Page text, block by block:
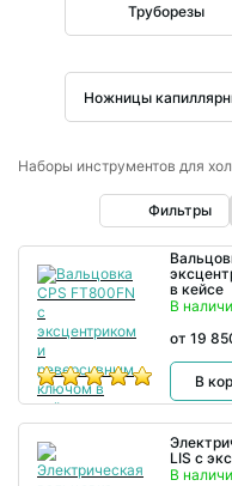
Труборезы
Ножницы
Наборы инструментов для
Фильтры
в кейсе
В
от 19
В
LIS с
В